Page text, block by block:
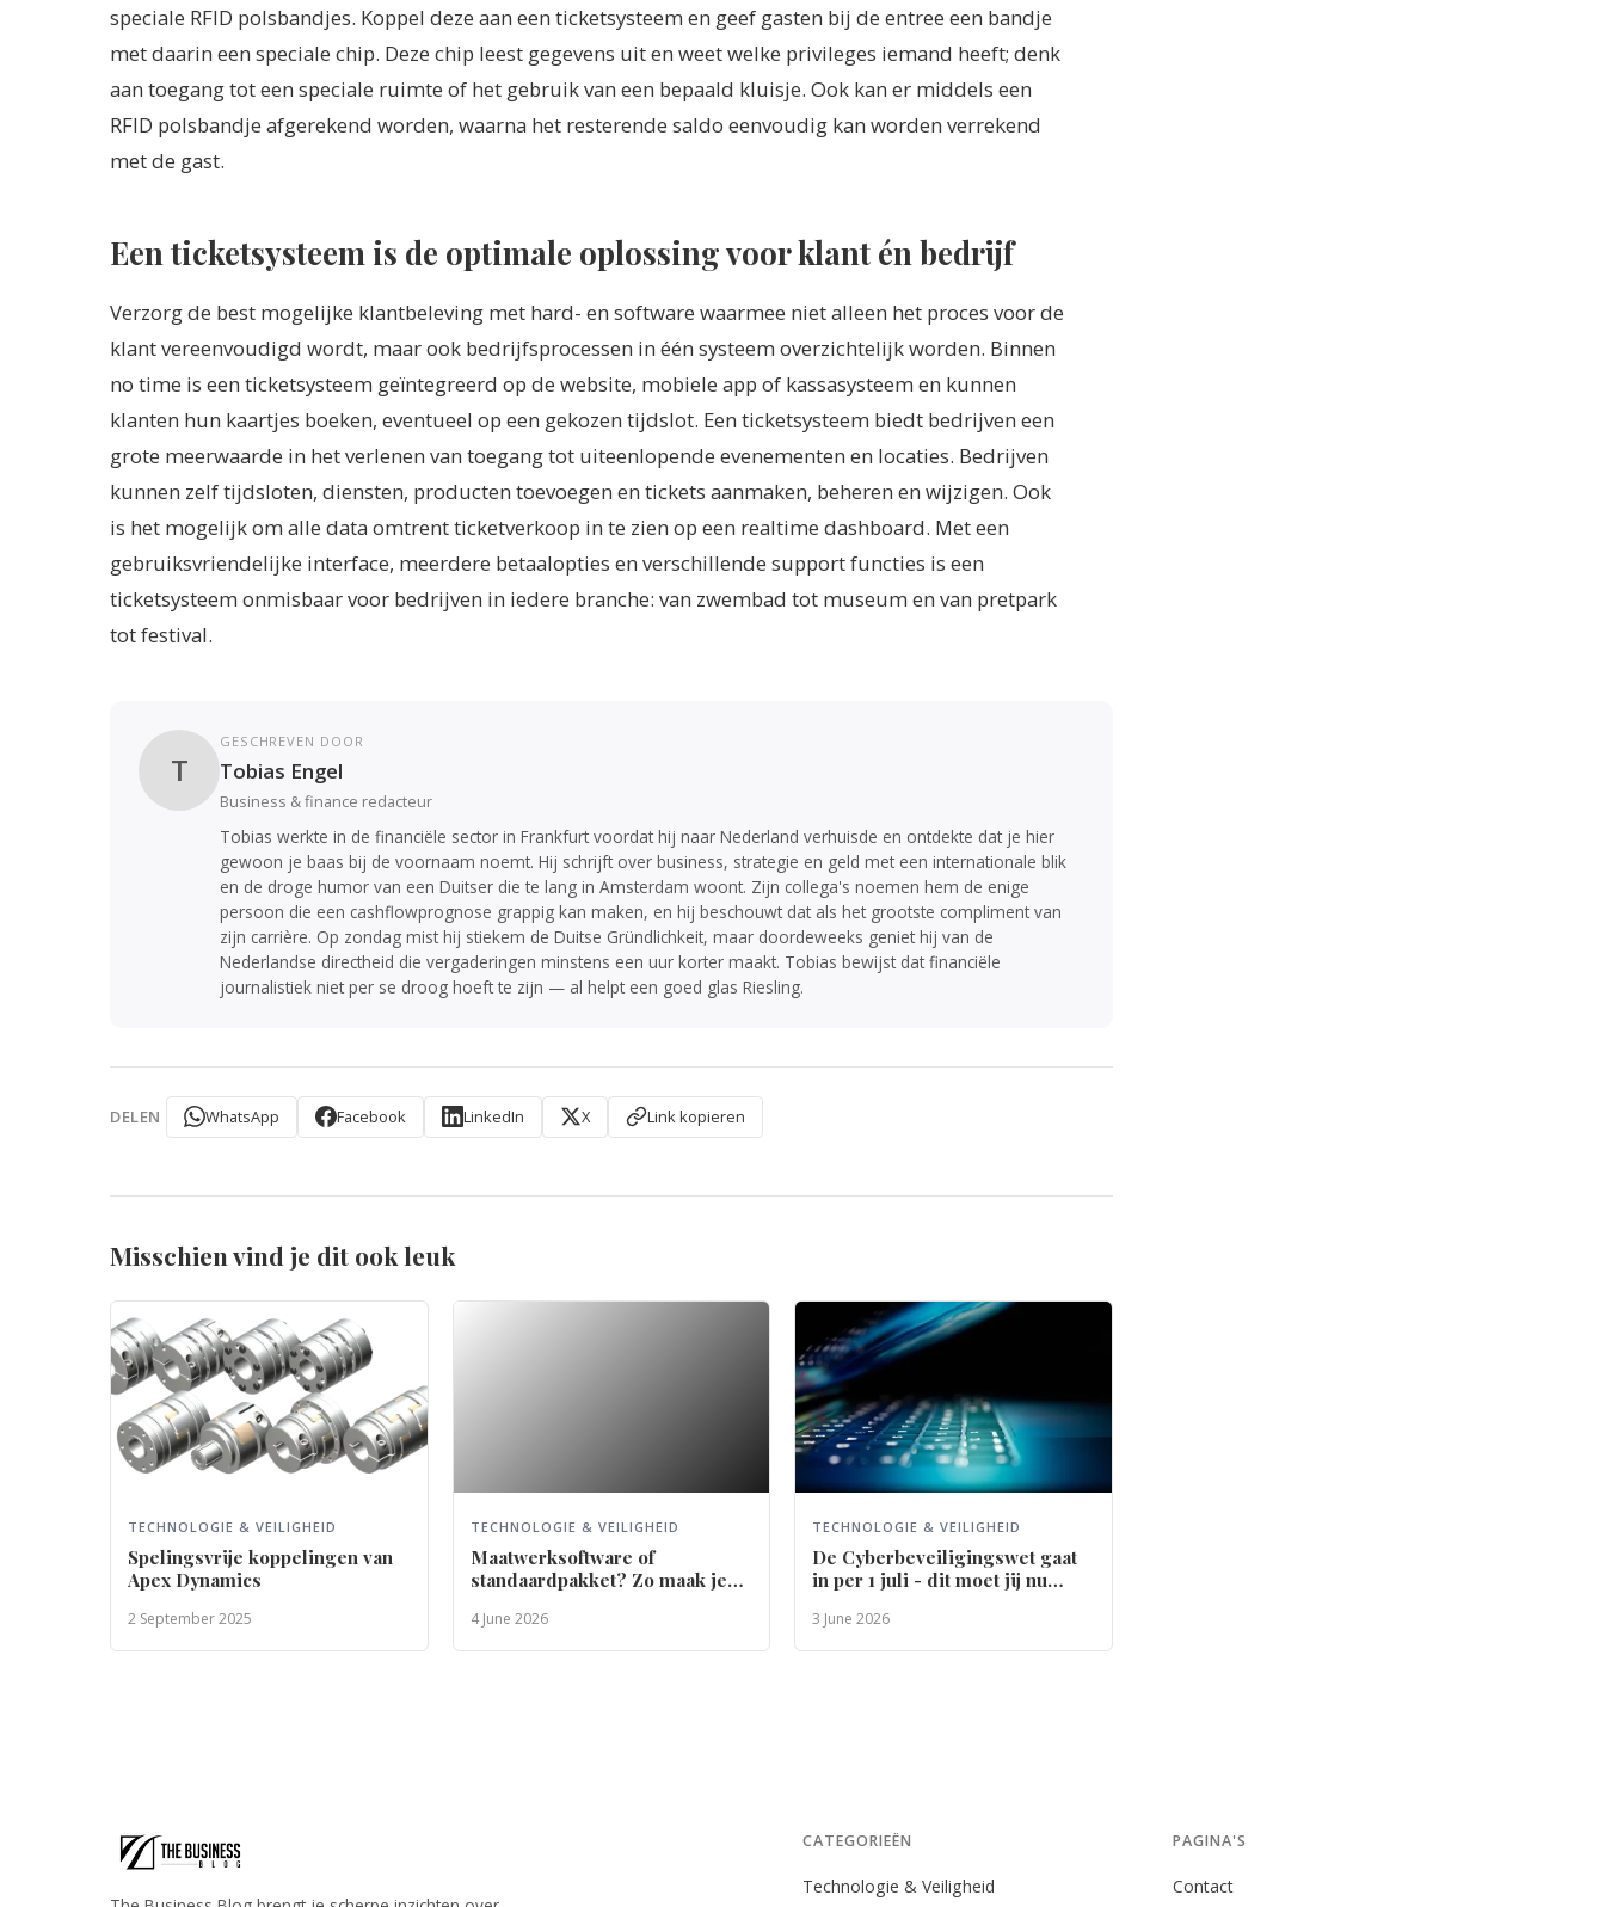
speciale RFID polsbandjes. Koppel deze aan een ticketsysteem en geef gasten bij de entree een bandje
met daarin een speciale chip. Deze chip leest gegevens uit en weet welke privileges iemand heeft; denk
aan toegang tot een speciale ruimte of het gebruik van een bepaald kluisje. Ook kan er middels een
RFID polsbandje afgerekend worden, waarna het resterende saldo eenvoudig kan worden verrekend
met de gast.
Een ticketsysteem is de optimale oplossing voor klant én bedrijf
Verzorg de best mogelijke klantbeleving met hard- en software waarmee niet alleen het proces voor de
klant vereenvoudigd wordt, maar ook bedrijfsprocessen in één systeem overzichtelijk worden. Binnen
no time is een ticketsysteem geïntegreerd op de website, mobiele app of kassasysteem en kunnen
klanten hun kaartjes boeken, eventueel op een gekozen tijdslot. Een ticketsysteem biedt bedrijven een
grote meerwaarde in het verlenen van toegang tot uiteenlopende evenementen en locaties. Bedrijven
kunnen zelf tijdsloten, diensten, producten toevoegen en tickets aanmaken, beheren en wijzigen. Ook
is het mogelijk om alle data omtrent ticketverkoop in te zien op een realtime dashboard. Met een
gebruiksvriendelijke interface, meerdere betaalopties en verschillende support functies is een
ticketsysteem onmisbaar voor bedrijven in iedere branche: van zwembad tot museum en van pretpark
tot festival.
T
GESCHREVEN DOOR
Tobias Engel
Business & finance redacteur
Tobias werkte in de financiële sector in Frankfurt voordat hij naar Nederland verhuisde en ontdekte dat je hier
gewoon je baas bij de voornaam noemt. Hij schrijft over business, strategie en geld met een internationale blik
en de droge humor van een Duitser die te lang in Amsterdam woont. Zijn collega's noemen hem de enige
persoon die een cashflowprognose grappig kan maken, en hij beschouwt dat als het grootste compliment van
zijn carrière. Op zondag mist hij stiekem de Duitse Gründlichkeit, maar doordeweeks geniet hij van de
Nederlandse directheid die vergaderingen minstens een uur korter maakt. Tobias bewijst dat financiële
journalistiek niet per se droog hoeft te zijn — al helpt een goed glas Riesling.
DELEN WhatsApp Facebook LinkedIn X Link kopieren
Misschien vind je dit ook leuk
TECHNOLOGIE & VEILIGHEID
Spelingsvrije koppelingen van
Apex Dynamics
2 September 2025
TECHNOLOGIE & VEILIGHEID
Maatwerksoftware of
standaardpakket? Zo maak je
4 June 2026
TECHNOLOGIE & VEILIGHEID
De Cyberbeveiligingswet gaat
in per 1 juli - dit moet jij nu
3 June 2026
CATEGORIEËN
Technologie & Veiligheid
PAGINA'S
Contact